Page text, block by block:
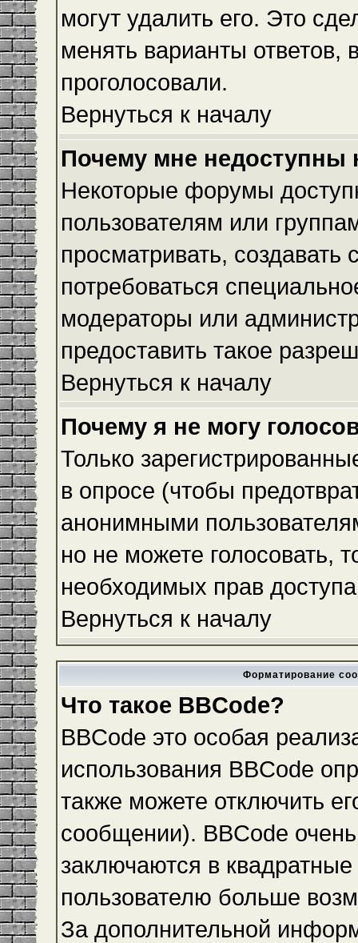
могут удалить его. Это
менять варианты ответов,
проголосовали.
Вернуться к началу
Почему мне
Некоторые форумы
пользователям или
просматривать,
потребоваться
модераторы или
предоставить такое
Вернуться к началу
Почему я не могу
Только
в опросе (чтобы
анонимными
но не можете голосовать,
необходимых прав
Вернуться к началу
Форматирование
Что такое BBCode?
BBCode это особая
использования BBCode
также можете отключить
сообщении). BBCode
заключаются в
пользователю больше
За дополнительной